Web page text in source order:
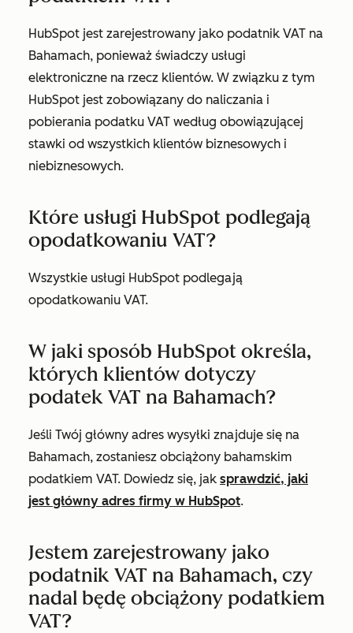
HubSpot jest zarejestrowany jako podatnik VAT na
Bahamach, ponieważ świadczy usługi
elektroniczne na rzecz klientów. W związku z tym
HubSpot jest zobowiązany do naliczania i
pobierania podatku VAT według obowiązującej
stawki od wszystkich klientów biznesowych i
niebiznesowych.
Które usługi HubSpot podlegają
opodatkowaniu VAT?
Wszystkie usługi HubSpot podlegają
opodatkowaniu VAT.
W jaki sposób HubSpot określa,
których klientów dotyczy
podatek VAT na Bahamach?
Jeśli Twój główny adres wysyłki znajduje się na
Bahamach, zostaniesz obciążony bahamskim
podatkiem VAT. Dowiedz się, jak sprawdzić, jaki
jest główny adres firmy w HubSpot.
Jestem zarejestrowany jako
podatnik VAT na Bahamach, czy
nadal będę obciążony podatkiem
VAT?